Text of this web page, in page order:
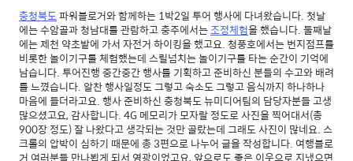
충청북도파워블로거와 함께하는 1박2일 투어 행사에 다녀왔습니다. 첫날
에는 수암골과 청남대를 관람하고 충주에서는조정체험을 했습니다. 둘째날
에는 제천 약초밭에 가서 자전거 하이킹을 했고요. 청풍호에서는 번지점프를
비롯한 놀이기구를 체험했는데 스릴넘치는 놀이기구를 타는 순간이 기억에
남습니다. 투어진행 중간중간 행사를 기획하고 준비하신 분들의 수고와 배려
를 느꼈습니다. 알찬 행사일정도 그렇고 숙소도 그렇고 음식까지 하나하나
마음에 들더라고요. 행사 준비하신 충청북도 뉴미디어팀의 담당자분들 고생
많으셨고요, 감사합니다. 4G 메모리가 모자랄 정도로 사진을 찍어대서(총
900장 정도) 잘 나왔다고 생각되는 것만 골랐는데 그래도 사진이 많네요. 스
크롤의 압박이 심하기 때문에 총 3편으로 나누어 글을 작성합니다. 여행블로
거 여러분들 만나뵙게 되서 영광이었고요, 앞으로도 좋은 이웃으로 지냈으면